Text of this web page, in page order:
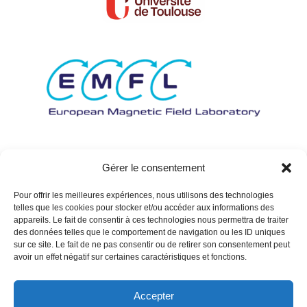
Gérer le consentement
Pour offrir les meilleures expériences, nous utilisons des technologies
telles que les cookies pour stocker et/ou accéder aux informations des
appareils. Le fait de consentir à ces technologies nous permettra de traiter
des données telles que le comportement de navigation ou les ID uniques
sur ce site. Le fait de ne pas consentir ou de retirer son consentement peut
avoir un effet négatif sur certaines caractéristiques et fonctions.
Accepter